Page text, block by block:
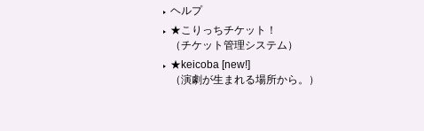
ヘルプ
★こりっちチケット！
（チケット管理システム）
★keicoba [new!]
（演劇が生まれる場所から。）